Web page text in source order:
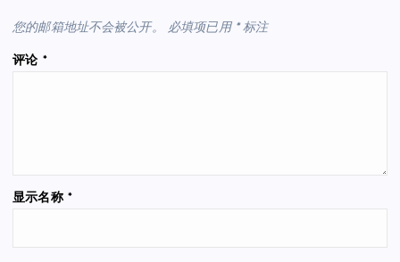
您的邮箱地址不会被公开。 必填项已用 *标注
评论 *
显示名称 *